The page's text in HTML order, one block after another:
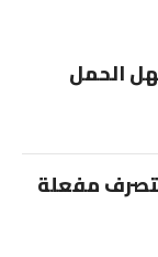
الحمل
مفعلة